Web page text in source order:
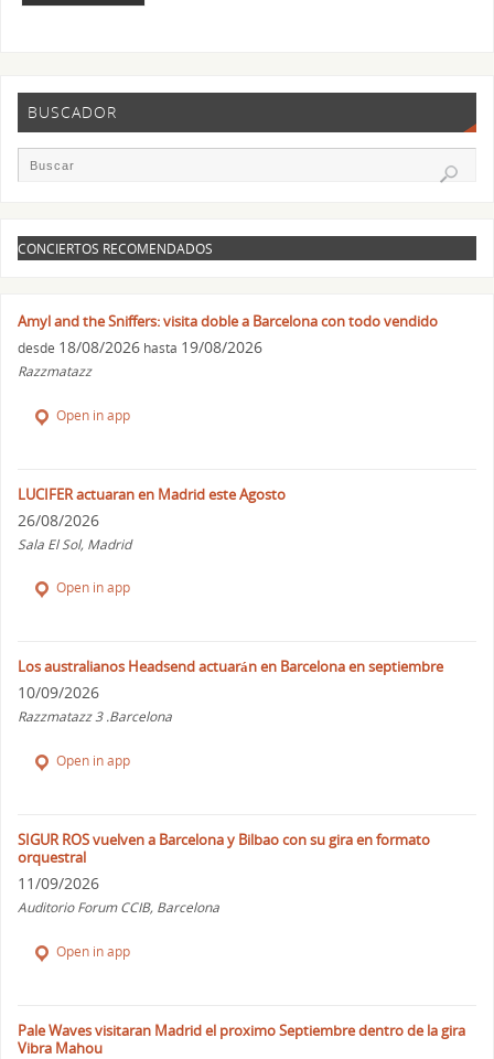
BUSCADOR
CONCIERTOS RECOMENDADOS
Amyl and the Sniffers: visita doble a Barcelona con todo vendido
desde 18/08/2026 hasta 19/08/2026
Razzmatazz
Open in app
LUCIFER actuaran en Madrid este Agosto
26/08/2026
Sala El Sol, Madrid
Open in app
Los australianos Headsend actuarán en Barcelona en septiembre
10/09/2026
Razzmatazz 3 .Barcelona
Open in app
SIGUR ROS vuelven a Barcelona y Bilbao con su gira en formato
orquestral
11/09/2026
Auditorio Forum CCIB, Barcelona
Open in app
Pale Waves visitaran Madrid el proximo Septiembre dentro de la gira
Vibra Mahou